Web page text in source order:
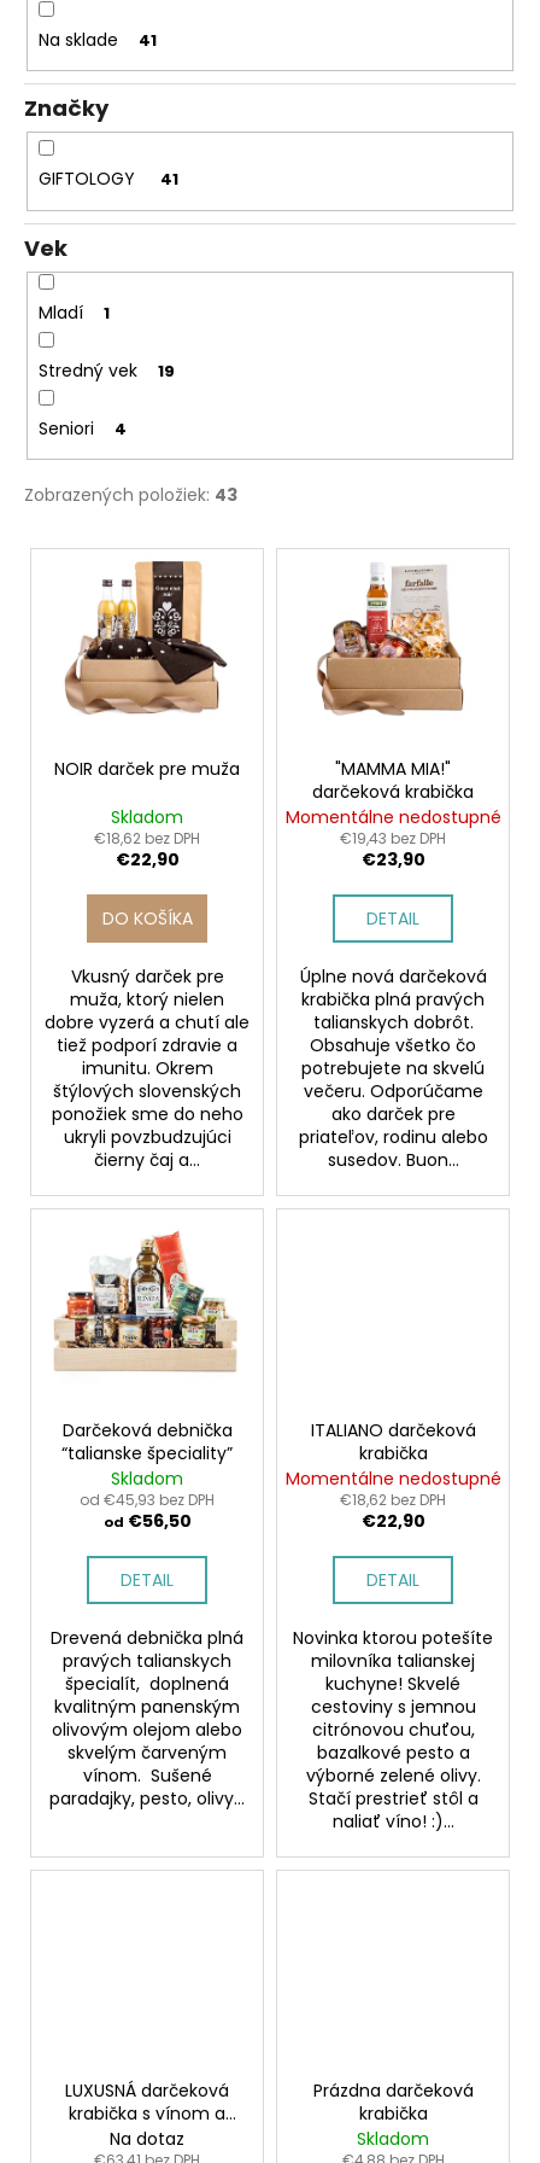
u
k
t
o
v
Na sklade 41
Značky
GIFTOLOGY 41
Vek
Mladí 1
Stredný vek 19
Seniori 4
Zobrazených položiek: 43
V
NOIR darček pre muža
Skladom
€18,62 bez DPH
€22,90
DO KOŠÍKA
Vkusný darček pre
muža, ktorý nielen
dobre vyzerá a chutí ale
tiež podporí zdravie a
imunitu. Okrem
štýlových slovenských
ponožiek sme do neho
ukryli povzbudzujúci
čierny čaj a...
"MAMMA MIA!"
darčeková krabička
Momentálne nedostupné
€19,43 bez DPH
€23,90
DETAIL
Úplne nová darčeková
krabička plná pravých
talianskych dobrôt.
Obsahuje všetko čo
potrebujete na skvelú
večeru. Odporúčame
ako darček pre
priateľov, rodinu alebo
susedov. Buon...
Darčeková debnička
“talianske špeciality”
Skladom
od €45,93 bez DPH
od €56,50
DETAIL
Drevená debnička plná
pravých talianskych
špecialít, doplnená
kvalitným panenským
olivovým olejom alebo
skvelým čarveným
vínom. Sušené
paradajky, pesto, olivy...
ITALIANO darčeková
krabička
Momentálne nedostupné
€18,62 bez DPH
€22,90
DETAIL
Novinka ktorou potešíte
milovníka talianskej
kuchyne! Skvelé
cestoviny s jemnou
citrónovou chuťou,
bazalkové pesto a
výborné zelené olivy.
Stačí prestrieť stôl a
naliať víno! :)...
LUXUSNÁ darčeková
krabička s vínom a
pralinkami
Na dotaz
Prázdna darčeková
krabička
Skladom
á
j
s
ť
?
HĽADAŤ
O
d
p
o
r
č